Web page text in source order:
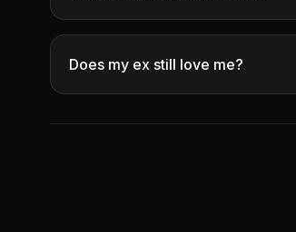
Does my ex still love me?